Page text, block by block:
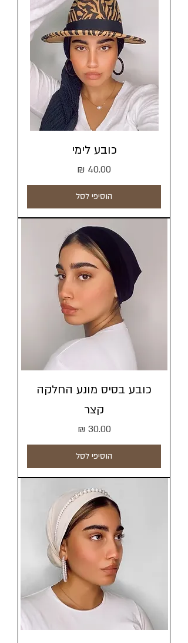
כובע לימי
מחיר
הוסיפי לסל
כובע בסיס מונע החלקה
קצר
מחיר
הוסיפי לסל